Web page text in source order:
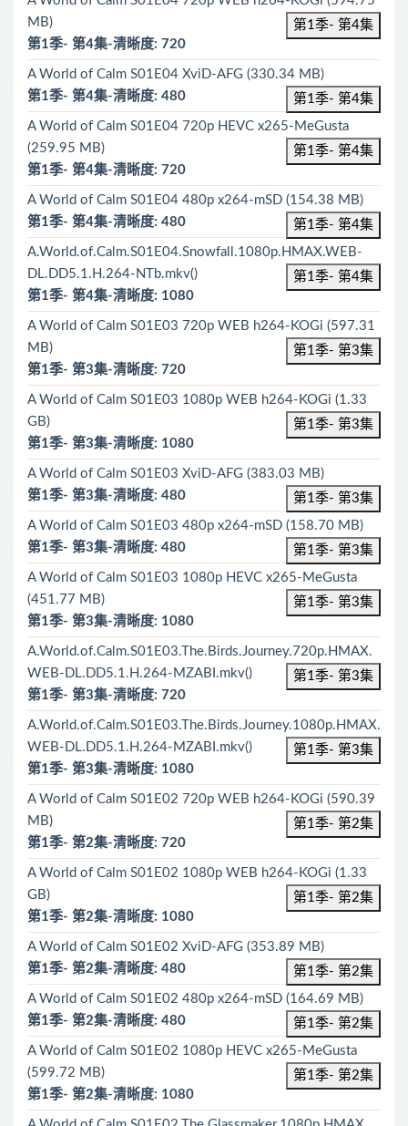
MB)
第1季- 第4集
第1季- 第4集-清晰度: 720
A World of Calm S01E04 XviD-AFG (330.34 MB)
第1季- 第4集
第1季- 第4集-清晰度: 480
A World of Calm S01E04 720p HEVC x265-MeGusta
(259.95 MB)
第1季- 第4集
第1季- 第4集-清晰度: 720
A World of Calm S01E04 480p x264-mSD (154.38 MB)
第1季- 第4集
第1季- 第4集-清晰度: 480
A.World.of.Calm.S01E04.Snowfall.1080p.HMAX.WEB-
DL.DD5.1.H.264-NTb.mkv()
第1季- 第4集
第1季- 第4集-清晰度: 1080
A World of Calm S01E03 720p WEB h264-KOGi (597.31
MB)
第1季- 第3集
第1季- 第3集-清晰度: 720
A World of Calm S01E03 1080p WEB h264-KOGi (1.33
GB)
第1季- 第3集
第1季- 第3集-清晰度: 1080
A World of Calm S01E03 XviD-AFG (383.03 MB)
第1季- 第3集
第1季- 第3集-清晰度: 480
A World of Calm S01E03 480p x264-mSD (158.70 MB)
第1季- 第3集
第1季- 第3集-清晰度: 480
A World of Calm S01E03 1080p HEVC x265-MeGusta
(451.77 MB)
第1季- 第3集
第1季- 第3集-清晰度: 1080
A.World.of.Calm.S01E03.The.Birds.Journey.720p.HMAX.
WEB-DL.DD5.1.H.264-MZABI.mkv()
第1季- 第3集
第1季- 第3集-清晰度: 720
A.World.of.Calm.S01E03.The.Birds.Journey.1080p.HMAX.
WEB-DL.DD5.1.H.264-MZABI.mkv()
第1季- 第3集
第1季- 第3集-清晰度: 1080
A World of Calm S01E02 720p WEB h264-KOGi (590.39
MB)
第1季- 第2集
第1季- 第2集-清晰度: 720
A World of Calm S01E02 1080p WEB h264-KOGi (1.33
GB)
第1季- 第2集
第1季- 第2集-清晰度: 1080
A World of Calm S01E02 XviD-AFG (353.89 MB)
第1季- 第2集
第1季- 第2集-清晰度: 480
A World of Calm S01E02 480p x264-mSD (164.69 MB)
第1季- 第2集
第1季- 第2集-清晰度: 480
A World of Calm S01E02 1080p HEVC x265-MeGusta
(599.72 MB)
第1季- 第2集
第1季- 第2集-清晰度: 1080